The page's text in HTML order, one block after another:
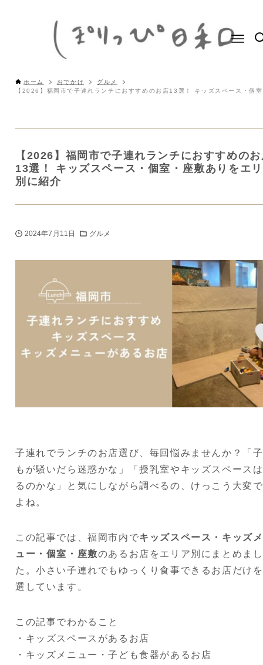
ホーム おでかけ グルメ
【2026】福岡市で子連れランチにおすすめの
13選！ キッズスペース・個室・座敷ありをエ
別に紹介
2024年7月11日 グルメ
子連れでランチのお店選び、毎回悩みませんか？「
もが騒いだら迷惑かな」「授乳室やキッズスペース
るのかな」と気にしながら調べるの、けっこう大変
よね。
この記事では、福岡市内でキッズスペース・キッズ
ュー・個室・座敷のあるお店をエリア別にまとめまし
た。小さい子連れでもゆっくり食事できるお店だけ
選しています。
この記事でわかること
・キッズスペースがあるお店
・キッズメニュー・子ども食器があるお店